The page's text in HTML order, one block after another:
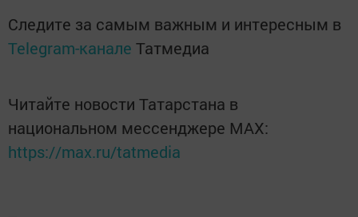
Следите за самым важным и интересным в
Telegram-канале Татмедиа
Читайте новости Татарстана в
национальном мессенджере MАХ:
https://max.ru/tatmedia